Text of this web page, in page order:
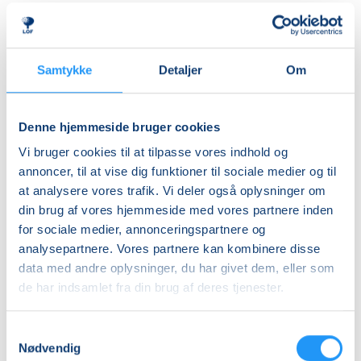
Samtykke Detaljer Om
Denne hjemmeside bruger cookies
Vi bruger cookies til at tilpasse vores indhold og
annoncer, til at vise dig funktioner til sociale medier og til
at analysere vores trafik. Vi deler også oplysninger om
din brug af vores hjemmeside med vores partnere inden
for sociale medier, annonceringspartnere og
analysepartnere. Vores partnere kan kombinere disse
data med andre oplysninger, du har givet dem, eller som
de har indsamlet fra din brug af deres tjenester.
Nødvendig
Undervisningen foregår i ”Indsøen”, hvor vandet er
cirka 32 grader varmt.
Børn er forskellige og udvikler sig i forskellige tempi,
vejledende. Hvis dit barn fx er forsigtigt anlagt eller
virker utryg ved vand, er det en god idé at tænke lidt
nedad i fht. aldersrammen. Hvis barnet derimod er
motorisk langt fremme, frisk på nye udfordringer og
måske endda allerede vandtilvænnet, kan det være
en god idé at tænke lidt opad i fht. aldersrammen.
Holdene er små, så der er god mulighed for at tage
individuelle hensyn undervejs.
Tilmeldingen gælder en voksen med et barn og det er
Ledig-KBH
Ledig-FRB
DKK 923,00
DKK 907,00
Studerende-FRB
DKK 923,00
Unge (18-25 år)-KBH
DKK 907,00
Info
903511